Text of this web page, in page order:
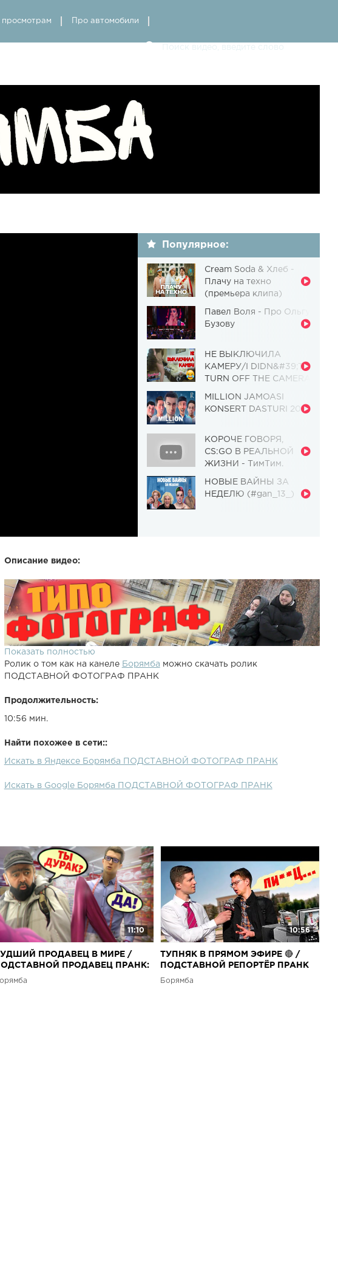
просмотрам Про автомобили
Популярное:
Cream Soda & Хлеб -
Плачу на техно
(премьера клипа)
Павел Воля - Про Ольгу
Бузову
НЕ ВЫКЛЮЧИЛА
КАМЕРУ/I DIDN&#39;T
TURN OFF THE CAMERA
Чудовище] (Выпуск 110)
MILLION JAMOASI
KONSERT DASTURI 2019
КОРОЧЕ ГОВОРЯ,
CS:GO В РЕАЛЬНОЙ
ЖИЗНИ - ТимТим.
НОВЫЕ ВАЙНЫ ЗА
НЕДЕЛЮ (#gan_13_)
Описание видео:
Показать полностью
Ролик о том как на канеле Борямба можно скачать ролик
ПОДСТАВНОЙ ФОТОГРАФ ПРАНК
Продолжительность:
10:56 мин.
Найти похожее в сети::
Искать в Яндексе Борямба ПОДСТАВНОЙ ФОТОГРАФ ПРАНК
Искать в Google Борямба ПОДСТАВНОЙ ФОТОГРАФ ПРАНК
11:10
ПРОДАВЕЦ В МИРЕ /
ПРОДАВЕЦ ПРАНК:
11
10:56
ТУПНЯК В ПРЯМОМ ЭФИРЕ 🔴 /
ПОДСТАВНОЙ РЕПОРТЁР ПРАНК
Борямба